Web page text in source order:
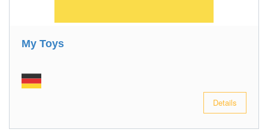
My Toys
Details